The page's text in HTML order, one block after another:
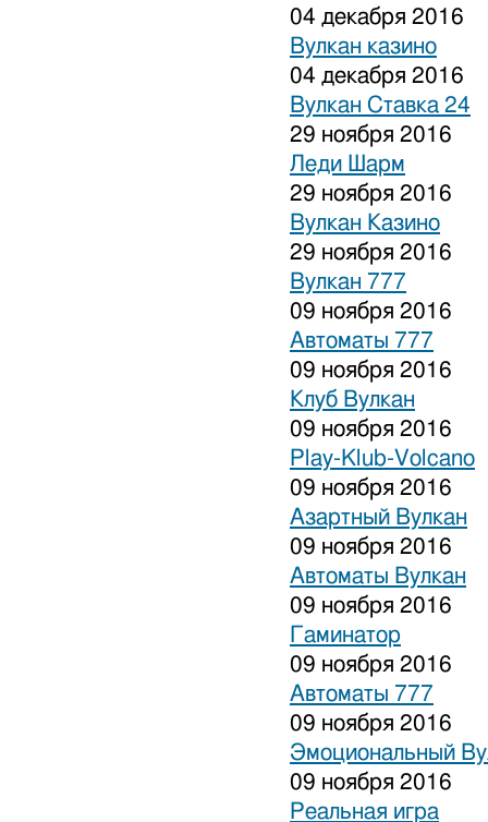
04 декабря 2016
Вулкан казино
04 декабря 2016
Вулкан Ставка 24
29 ноября 2016
Леди Шарм
29 ноября 2016
Вулкан Казино
29 ноября 2016
Вулкан 777
09 ноября 2016
Автоматы 777
09 ноября 2016
Клуб Вулкан
09 ноября 2016
Play-Klub-Volcano
09 ноября 2016
Азартный Вулкан
09 ноября 2016
Автоматы Вулкан
09 ноября 2016
Гаминатор
09 ноября 2016
Автоматы 777
09 ноября 2016
Эмоциональный
09 ноября 2016
Реальная игра